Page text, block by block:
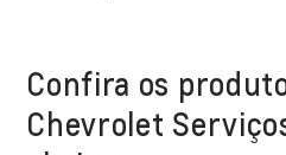
Confira os
Chevrolet